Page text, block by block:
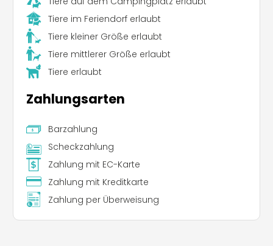
Tiere im Feriendorf erlaubt
Tiere kleiner Größe erlaubt
Tiere mittlerer Größe erlaubt
Tiere erlaubt
Zahlungsarten
Barzahlung
Scheckzahlung
Zahlung mit EC-Karte
Zahlung mit Kreditkarte
Zahlung per Überweisung